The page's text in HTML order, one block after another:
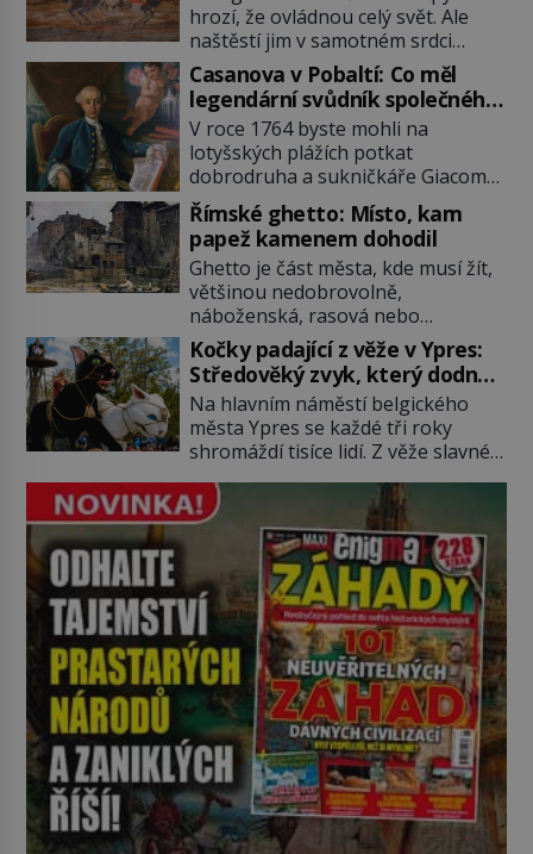
hrozí, že ovládnou celý svět. Ale
naštěstí jim v samotném srdci
Evropy stojí v cestě malé, ale silné
království, které dokáže
dobyvatelské hordy zastavit. Co
nedokáže žádná z asijských říší, co
nedokážou Němci – to dokáže
český král. Nebo že by ne?
Mongolové od roku 1223 postupují
podél Kaspického a Azovského
moře, […]
Casanova v Pobaltí: Co měl
legendární svůdník společného
se svobodnými zednáři?
V roce 1764 byste mohli na
lotyšských plážích potkat
dobrodruha a sukničkáře Giacoma
Casanovu. Jeho cesta k Baltskému
moři však nebyla turistickým
výletem, ale ryze pracovní cestou
se zištnými úmysly. Jaký cíl
Casanova sledoval, když se
například procházel uličkami
lotyšské Rigy? Casanova v Pobaltí
kontaktoval tamní zednářské lóže.
Nebyl v této oblasti žádným
nováčkem, protože do zednářské
[…]
Římské ghetto: Místo, kam
papež kamenem dohodil
Ghetto je část města, kde musí žít,
většinou nedobrovolně,
náboženská, rasová nebo
národnostní menšina obyvatel.
Bohaté historické zkušenosti mají s
takovým životem Židé. Už od
středověku jsou totiž v každou
chvíli nuceni v nějakém žít. Mezi ty
nejslavnější patří i římské ghetto
založené v roce 1555. Pokud jde o
vztah k Židům, nemá se Řím čím
chlubit. […]
Kočky padající z věže v Ypres:
Středověký zvyk, který dodnes
budí rozpaky
Na hlavním náměstí belgického
města Ypres se každé tři roky
shromáždí tisíce lidí. Z věže slavné
jásají a snaží se je chytit. Naštěstí
už nejde o živá zvířata, ale jenom o
plyšové suvenýry. Kdysi to ale bylo
jinak. Tato veselá podívaná
připomíná jeden z nejpodivnějších
a zároveň nejkrutějších zvyků […]